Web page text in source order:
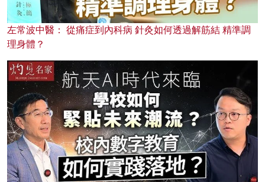
左常波中醫： 從痛症到內科病 針灸如何透過解筋結 精準調
理身體？